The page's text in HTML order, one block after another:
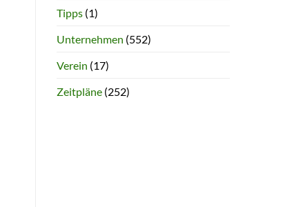
Tipps(1)
Unternehmen (552)
Verein (17)
Zeitpläne(252)